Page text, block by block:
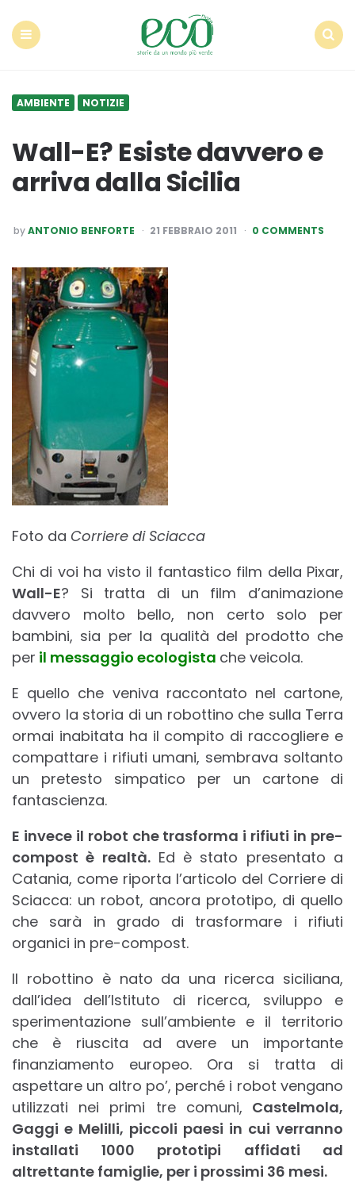
AMBIENTE NOTIZIE
Wall-E? Esiste davvero e
arriva dalla Sicilia
POSTED
BY
byANTONIO BENFORTE 21 FEBBRAIO 2011 0 COMMENTS
Foto da Corriere di Sciacca
Chi di voi ha visto il fantastico film della Pixar,
Wall-E? Si tratta di un film d’animazione
davvero molto bello, non certo solo per
bambini, sia per la qualità del prodotto che
per il messaggio ecologista che veicola.
E quello che veniva raccontato nel cartone,
ovvero la storia di un robottino che sulla Terra
ormai inabitata ha il compito di raccogliere e
compattare i rifiuti umani, sembrava soltanto
un pretesto simpatico per un cartone di
fantascienza.
E invece il robot che trasforma i rifiuti in pre-
compost è realtà.Ed è stato presentato a
Catania, come riporta l’articolo del Corriere di
Sciacca: un robot, ancora prototipo, di quello
che sarà in grado di trasformare i rifiuti
organici in pre-compost.
Il robottino è nato da una ricerca siciliana,
dall’idea dell’Istituto di ricerca, sviluppo e
sperimentazione sull’ambiente e il territorio
che è riuscita ad avere un importante
finanziamento europeo. Ora si tratta di
aspettare un altro po’, perché i robot vengano
utilizzati nei primi tre comuni, Castelmola,
Gaggi e Melilli, piccoli paesi in cui verranno
installati 1000 prototipi affidati ad
altrettante famiglie, per i prossimi 36 mesi.